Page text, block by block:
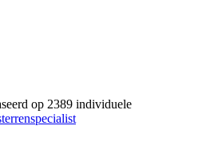
op 2389 individuele